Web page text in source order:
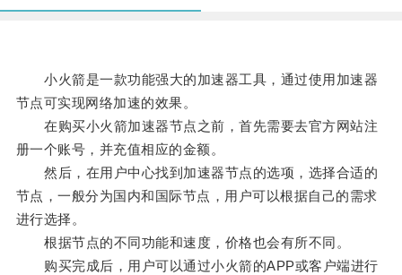
小火箭是一款功能强大的加速器工具，通过使用加速器
节点可实现网络加速的效果。
在购买小火箭加速器节点之前，首先需要去官方网站注
册一个账号，并充值相应的金额。
然后，在用户中心找到加速器节点的选项，选择合适的
节点，一般分为国内和国际节点，用户可以根据自己的需求
进行选择。
根据节点的不同功能和速度，价格也会有所不同。
购买完成后，用户可以通过小火箭的APP或客户端进行